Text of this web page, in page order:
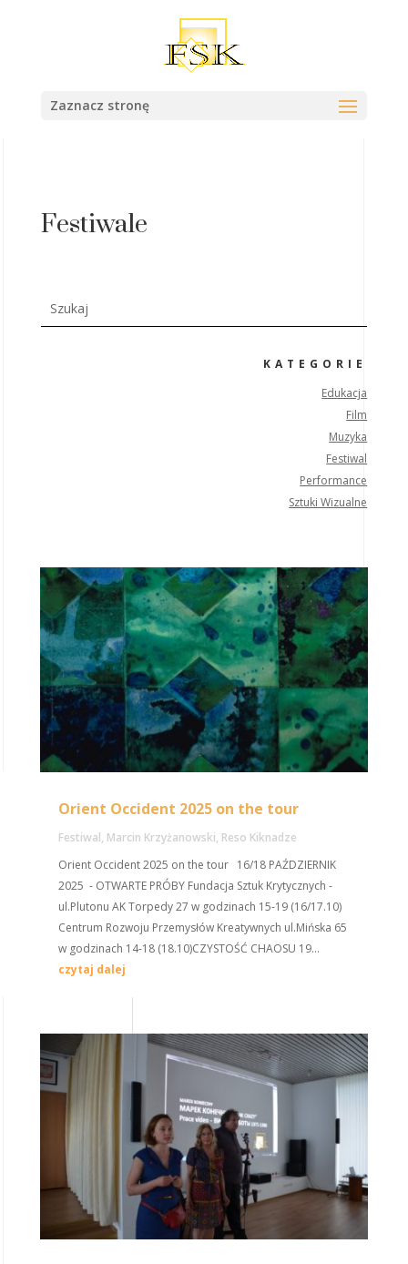
Zaznacz stronę
Festiwale
KATEGORIE
Edukacja
Film
Muzyka
Festiwal
Performance
Sztuki Wizualne
Orient Occident 2025 on the tour
Festiwal, Marcin Krzyżanowski, Reso Kiknadze
Orient Occident 2025 on the tour 16/18 PAŹDZIERNIK
2025 - OTWARTE PRÓBY Fundacja Sztuk Krytycznych -
ul.Plutonu AK Torpedy 27 w godzinach 15-19 (16/17.10)
Centrum Rozwoju Przemysłów Kreatywnych ul.Mińska 65
w godzinach 14-18 (18.10)CZYSTOŚĆ CHAOSU 19...
czytaj dalej